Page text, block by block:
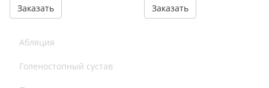
Заказать
Заказать
Абляция
Голеностопный сустав